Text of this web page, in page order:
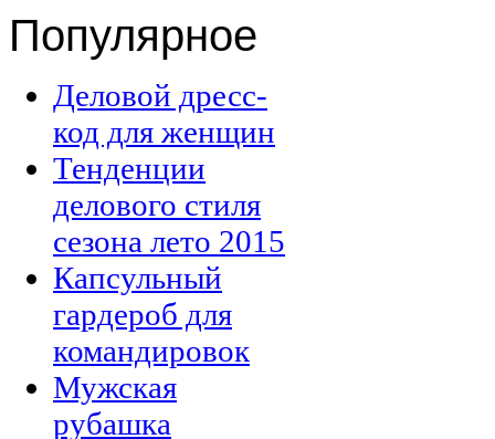
Популярное
Деловой дресс-
код для женщин
Тенденции
делового стиля
сезона лето 2015
Капсульный
гардероб для
командировок
Мужская
рубашка